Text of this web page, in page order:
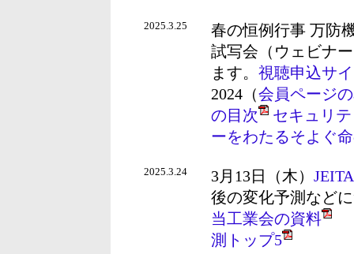
2025.3.25
春の恒例行事 万防
試写会（ウェビナ
ます。 視聴申込サ
2024（会員ページ
の目次
セキュリ
ーをわたるそよぐ
2025.3.24 3月13日（木）
後の変化予測など
当工業会の資料
測トップ5